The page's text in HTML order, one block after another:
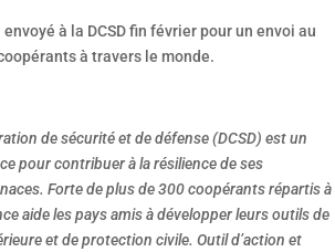
à la DCSD fin février pour un envoi au
à travers le monde.
de sécurité et de défense (DCSD) est un
pour contribuer à la résilience de ses
Forte de plus de 300 coopérants répartis à
aide les pays amis à développer leurs outils de
et de protection civile. Outil d’action et